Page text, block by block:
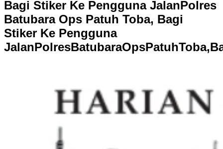
Bagi Stiker Ke Pengguna JalanPolres
Batubara Ops Patuh Toba, Bagi
Stiker Ke Pengguna
JalanPolresBatubaraOpsPatuhToba,B